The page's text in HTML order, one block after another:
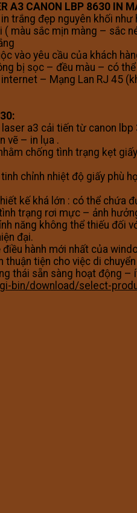
A3 CANON LBP 8630 IN
trắng đẹp nguyên khối như
màu sắc mịn màng – sắc
vào yêu cầu của khách
bị sọc – đều màu – có
– Mạng Lan RJ 45
a3 cải tiến từ canon
vẽ – in lụa .
chống tình trạng kẹt
chỉnh nhiệt độ giấy phù
kế khá lớn : có thể chứa
trạng rơi mực – ảnh
năng không thể thiếu
đại.
hành mới nhất của
tiện cho việc di
thái sẵn sàng hoạt động –
bin/download/select-